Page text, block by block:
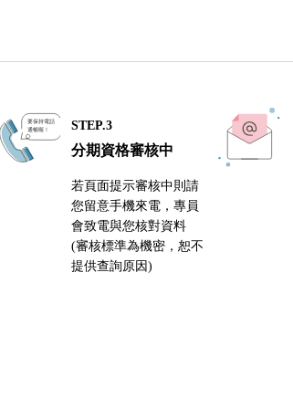
STEP.3
分期資格審核中
若頁面提示審核中則請
您留意手機來電，專員
會致電與您核對資料
(審核標準為機密，恕不
提供查詢原因)